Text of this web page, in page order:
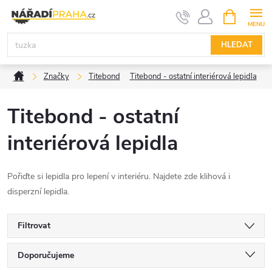
obsah
HLEDAT
NÁKUPNÍ
KOŠÍK
DomůZnačky Titebond Titebond - ostatní interiérová lepidla
Titebond - ostatní
interiérová lepidla
Pořiďte si lepidla pro lepení v interiéru. Najdete zde klihová i
disperzní lepidla.
Filtrovat
Ř
Doporučujeme